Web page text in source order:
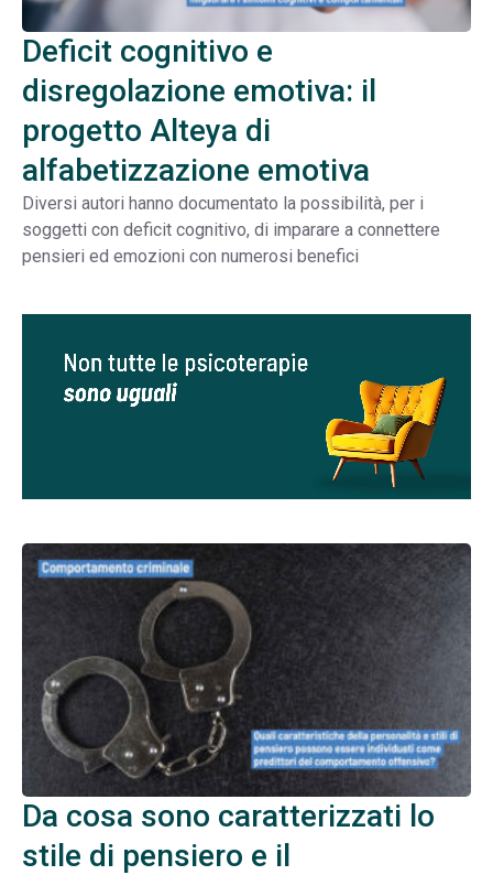
Deficit cognitivo e
disregolazione emotiva: il
progetto Alteya di
alfabetizzazione emotiva
Diversi autori hanno documentato la possibilità, per i
soggetti con deficit cognitivo, di imparare a connettere
pensieri ed emozioni con numerosi benefici
Da cosa sono caratterizzati lo
stile di pensiero e il